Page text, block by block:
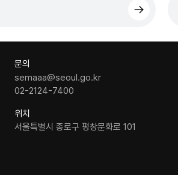
문의
semaaa@seoul.go.kr
02-2124-7400
위치
서울특별시 종로구 평창문화로 101